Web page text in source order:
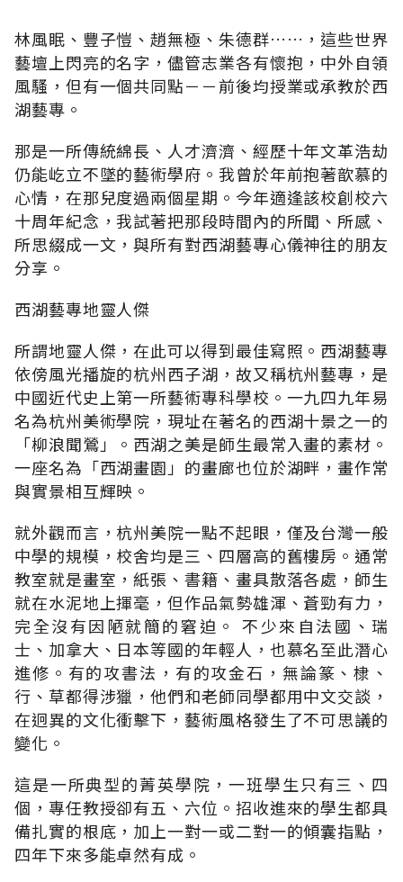
林風眠、豐子愷、趙無極、朱德群……，這些世界
藝壇上閃亮的名字，儘管志業各有懷抱，中外自領
風騷，但有一個共同點－－前後均授業或承教於西
湖藝專。
那是一所傳統綿長、人才濟濟、經歷十年文革浩劫
仍能屹立不墜的藝術學府。我曾於年前抱著歆慕的
心情，在那兒度過兩個星期。今年適逢該校創校六
十周年紀念，我試著把那段時間內的所聞、所感、
所思綴成一文，與所有對西湖藝專心儀神往的朋友
分享。
西湖藝專地靈人傑
所謂地靈人傑，在此可以得到最佳寫照。西湖藝專
依傍風光播旋的杭州西子湖，故又稱杭州藝專，是
中國近代史上第一所藝術專科學校。一九四九年易
名為杭州美術學院，現址在著名的西湖十景之一的
「柳浪聞鶯」。西湖之美是師生最常入畫的素材。
一座名為「西湖畫園」的畫廊也位於湖畔，畫作常
與實景相互輝映。
就外觀而言，杭州美院一點不起眼，僅及台灣一般
中學的規模，校舍均是三、四層高的舊樓房。通常
教室就是畫室，紙張、書籍、畫具散落各處，師生
就在水泥地上揮毫，但作品氣勢雄渾、蒼勁有力，
完全沒有因陋就簡的窘迫。 不少來自法國、瑞
士、加拿大、日本等國的年輕人，也慕名至此潛心
進修。有的攻書法，有的攻金石，無論篆、棣、
行、草都得涉獵，他們和老師同學都用中文交談，
在迥異的文化衝擊下，藝術風格發生了不可思議的
變化。
這是一所典型的菁英學院，一班學生只有三、四
個，專任教授卻有五、六位。招收進來的學生都具
備扎實的根底，加上一對一或二對一的傾囊指點，
四年下來多能卓然有成。